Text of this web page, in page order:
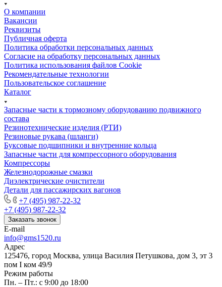
О компании
Вакансии
Реквизиты
Публичная оферта
Политика обработки персональных данных
Cогласие на обработку персональных данных
Политика использования файлов Cookie
Рекомендательные технологии
Пользовательское соглашение
Каталог
Запасные части к тормозному оборудованию подвижного
состава
Резинотехнические изделия (РТИ)
Резиновые рукава (шланги)
Буксовые подшипники и внутренние кольца
Запасные части для компрессорного оборудования
Компрессоры
Железнодорожные смазки
Диэлектрические очистители
Детали для пассажирских вагонов
+7 (495) 987-22-32
+7 (495) 987-22-32
Заказать звонок
E-mail
info@gms1520.ru
Адрес
125476, город Москва, улица Василия Петушкова, дом 3, эт 3
пом I ком 49/9
Режим работы
Пн. – Пт.: с 9:00 до 18:00